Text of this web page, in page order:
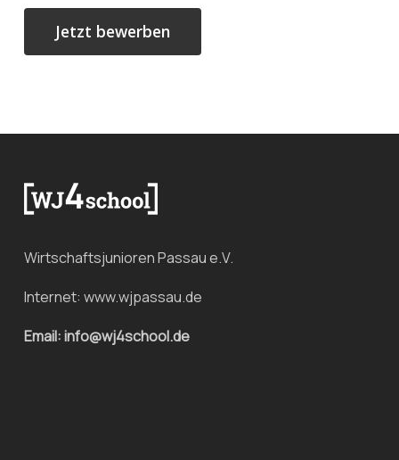
Wirtschaftsjunioren Passau e.V.
Internet: www.wjpassau.de
Email: info@wj4school.de